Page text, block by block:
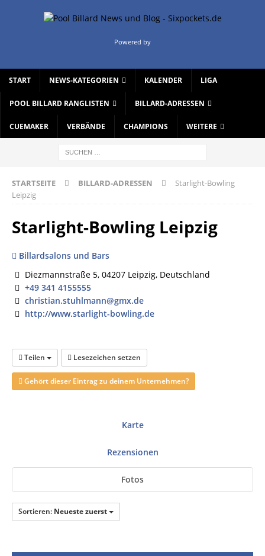
Powered by
START NEWS-KATEGORIEN KALENDER LIGA
POOL BILLARD RANGLISTEN BILLARD-ADRESSEN
CUEMAKER VERBÄNDE CHAMPIONS WEITERE
STARTSEITE BILLARD-ADRESSEN
Starlight-Bowling
Leipzig
Starlight-Bowling Leipzig
Billardsalons und Bars
Diezmannstraße 5, 04207 Leipzig, Deutschland
+49 341 4155555
christian.stuhlmann@gmx.de
http://www.starlight-bowling.de
Teilen Lesezeichen setzen
Gehört dieser Eintrag zu deinem Unternehmen?
Karte
Rezensionen
Fotos
Sortieren: Neueste zuerst